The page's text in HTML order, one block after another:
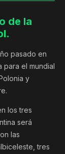
de la
pasado en
para el mundial
y
los tres
será
las
tres